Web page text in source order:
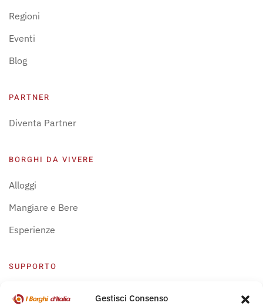
Gestisci Consenso
Regioni
Eventi
Blog
PARTNER
Diventa Partner
BORGHI DA VIVERE
Alloggi
Mangiare e Bere
Esperienze
SUPPORTO
Centro Supporto